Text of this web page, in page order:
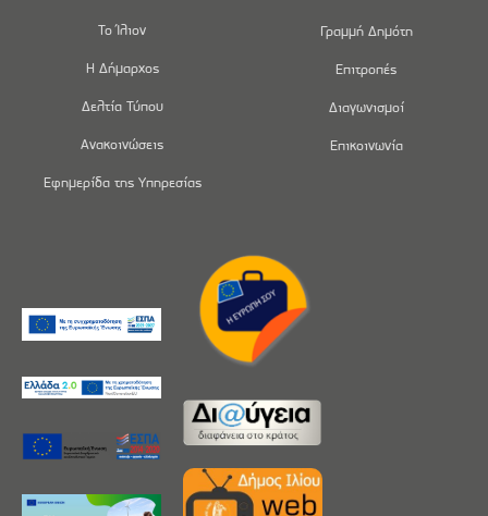
Το Ίλιον
Η Δήμαρχος
Δελτία Τύπου
Ανακοινώσεις
Εφημερίδα της Υπηρεσίας
Γραμμή Δημότη
Επιτροπές
Διαγωνισμοί
Επικοινωνία